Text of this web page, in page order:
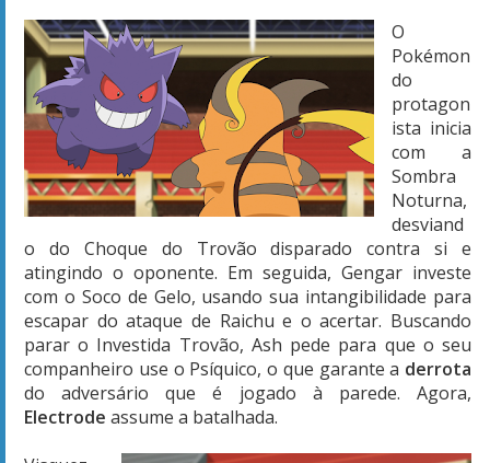
O
Pokémon
do
protagon
ista inicia
com a
Sombra
Noturna,
desviand
o do Choque do Trovão disparado contra si e
atingindo o oponente. Em seguida, Gengar investe
com o Soco de Gelo, usando sua intangibilidade para
escapar do ataque de Raichu e o acertar. Buscando
parar o Investida Trovão, Ash pede para que o seu
companheiro use o Psíquico, o que garante a derrota
do adversário que é jogado à parede. Agora,
Electrode assume a batalhada.